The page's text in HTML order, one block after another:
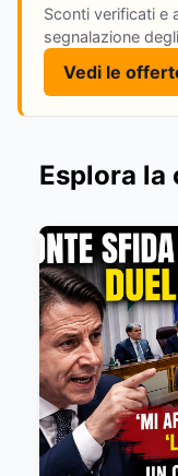
Sconti verificati e
segnalazione
Vedi le
Esplora la